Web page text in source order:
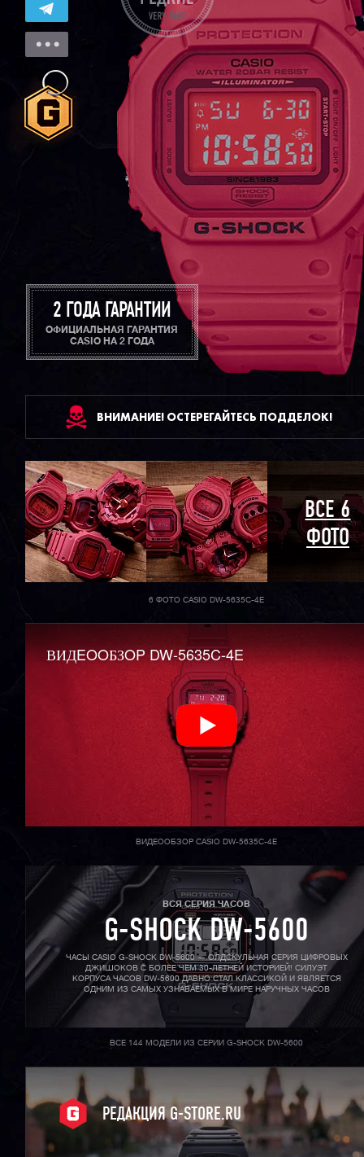
2 ГОДА ГАРАНТИИ
ОФИЦИАЛЬНАЯ ГАРАНТИЯ
CASIO НА 2 ГОДА
ВНИМАНИЕ! ОСТЕРЕГАЙТЕСЬ ПОДДЕЛОК!
ВСЕ 6
ФОТО
6 ФОТО CASIO DW-5635C-4E
ВИДEOOБЗOP DW-5635C-4E
ВИДЕООБЗОР CASIO DW-5635C-4E
ВСЯ СЕРИЯ ЧАСОВ
G-SHOCK DW-5600
ЧАСЫ CASIO G-SHOCK DW-5600 — ОЛДСКУЛЬНАЯ СЕРИЯ ЦИФРОВЫХ
ДЖИШОКОВ С БОЛЕЕ ЧЕМ 30-ЛЕТНЕЙ ИСТОРИЕЙ! СИЛУЭТ
КОРПУСА ЧАСОВ DW-5600 ДАВНО СТАЛ КЛАССИКОЙ И ЯВЛЯЕТСЯ
ОДНИМ ИЗ САМЫХ УЗНАВАЕМЫХ В МИРЕ НАРУЧНЫХ ЧАСОВ
ВСЕ 144 МОДЕЛИ ИЗ СЕРИИ G-SHOCK DW-5600
РЕДАКЦИЯ G-STORE.RU